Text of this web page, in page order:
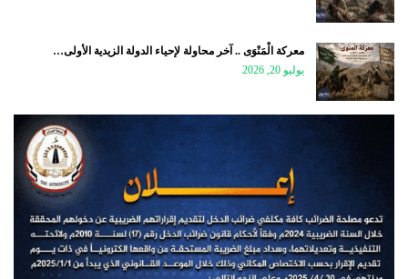
معركة الْمَنْوَى .. آخر محاولة لإحياء الدولة الزيدية الأولى…
يوليو 20, 2026